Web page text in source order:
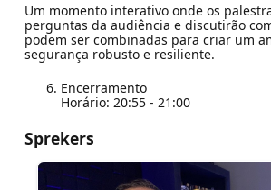
Um momento interativo onde os
perguntas da audiência e discutirão
podem ser combinadas para criar um
segurança robusto e resiliente.
Encerramento
Horário: 20:55 - 21:00
Sprekers